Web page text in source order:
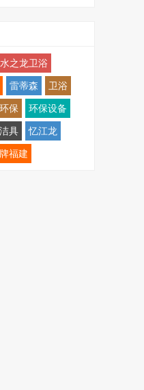
水之龙卫浴
雷蒂森 卫浴
保 环保设备
具 忆江龙
福建